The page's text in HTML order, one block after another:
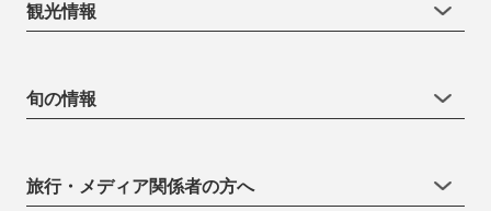
観光情報
旬の情報
旅行・メディア関係者の方へ